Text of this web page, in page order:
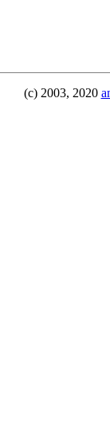
(c) 2003, 2020